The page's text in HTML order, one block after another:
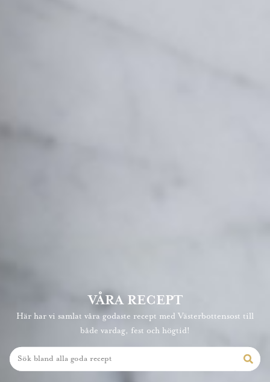
VÅRA RECEPT
Här har vi samlat våra godaste recept med Västerbottensost till
både vardag, fest och högtid!